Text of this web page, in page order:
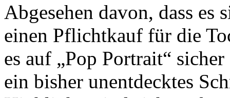
Abgesehen davon, dass
einen Pflichtkauf für die
es auf „Pop Portrait“
ein bisher unentdecktes